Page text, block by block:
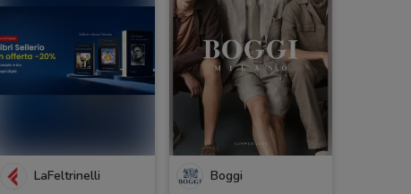
LaFeltrinelli Boggi